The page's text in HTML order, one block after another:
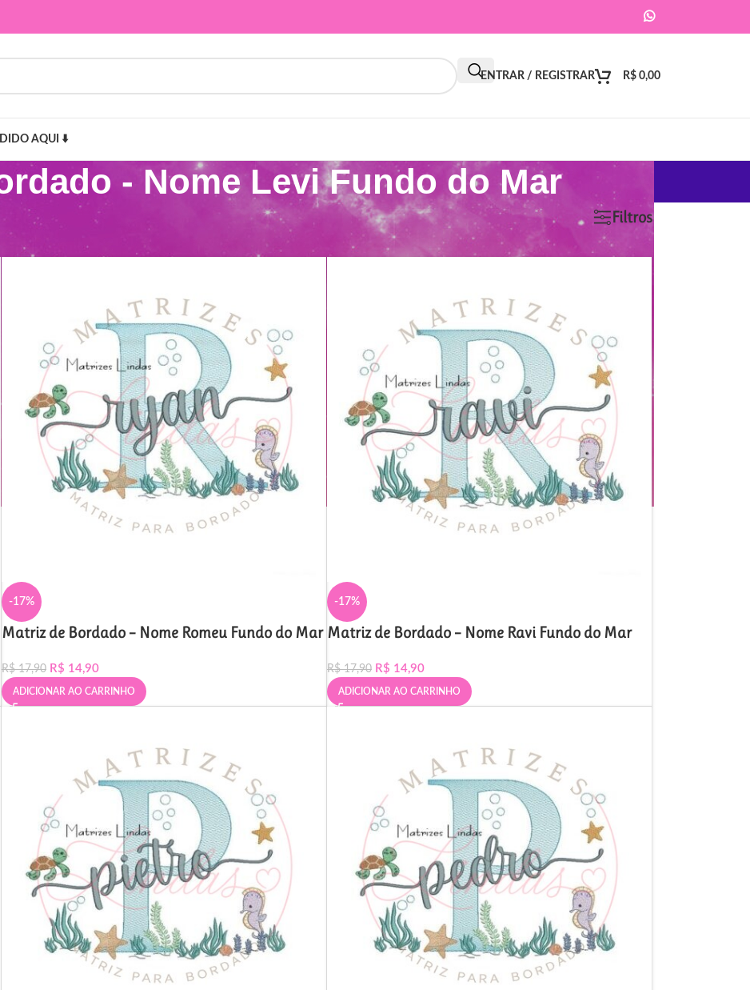
ENTRAR / REGISTRAR R$ 0,00
AQUI ⬇️
- Nome Levi Fundo do Mar
Levi Fundo do Mar” Mostrar 9 18 24 Filtros
-17%
Matriz de Bordado – Nome Romeu Fundo do Mar
R$17,90 R$ 14,90
ADICIONAR AO CARRINHO
-17%
Matriz de Bordado – Nome Ravi Fundo do Mar
R$17,90 R$ 14,90
ADICIONAR AO CARRINHO